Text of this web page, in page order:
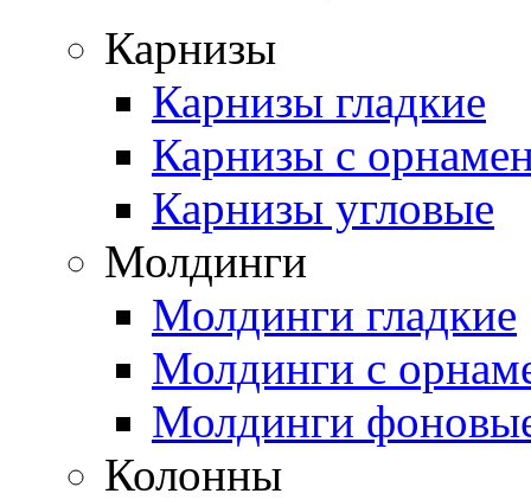
Карнизы
Карнизы гладкие
Карнизы с
Карнизы угловые
Молдинги
Молдинги гладкие
Молдинги с
Молдинги
Колонны